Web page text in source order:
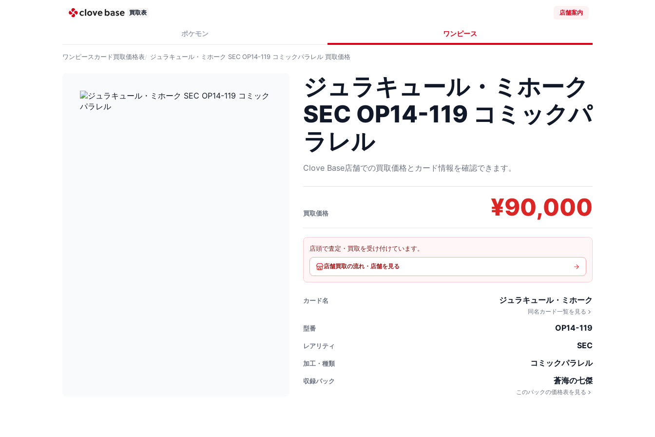
買取表 店舗案内
ポケモン ワンピース
ワンピースカード買取価格表 ジュラキュール・ミホーク SEC OP14-119 コミックパラレル 買取価格
ジュラキュール・ミホーク
SEC OP14-119 コミックパ
ラレル
Clove Base店舗での買取価格とカード情報を確認できます。
買取価格 ¥90,000
店頭で査定・買取を受け付けています。
店舗買取の流れ・店舗を見る
カード名 ジュラキュール・ミホーク
同名カード一覧を見る
型番 OP14-119
レアリティ SEC
加工・種類 コミックパラレル
収録パック 蒼海の七傑
このパックの価格表を見る